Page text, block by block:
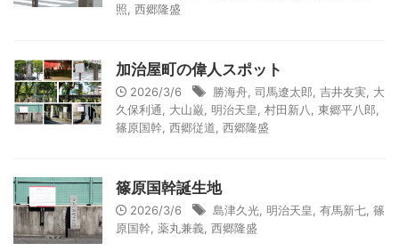
照 西郷隆盛
加治屋町の偉人スポット
2026/3/6 勝海舟 司馬遼太郎 吉井友実 大
久保利通
大山巌 明治天皇 村田新八 東郷平八郎
篠原国幹 西郷従道 西郷隆盛
篠原国幹誕生地
2026/3/6 島津久光 明治天皇 有馬新七 篠
原国幹 薬丸兼義 西郷隆盛